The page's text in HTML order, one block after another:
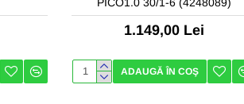
1.149,00 Lei
ADAUGĂ ÎN COŞ